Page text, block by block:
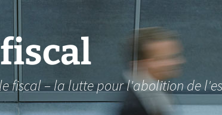
fiscal – la lutte pour l'abolition de